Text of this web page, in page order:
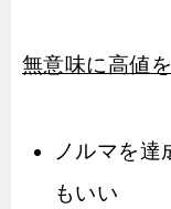
無意味に高値
ノルマを達
もいい